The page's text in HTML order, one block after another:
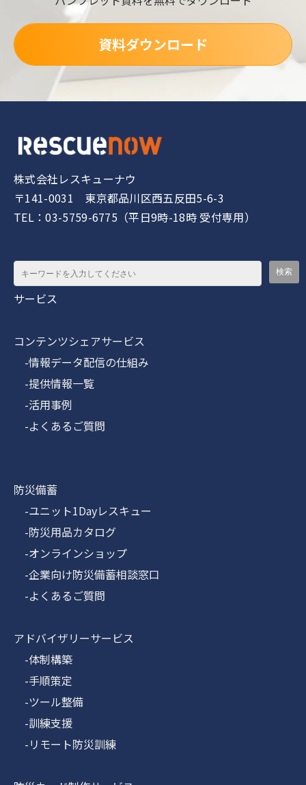
資料ダウンロード
株式会社レスキューナウ
〒141-0031 東京都品川区西五反田5-6-3
TEL：03-5759-6775（平日9時-18時 受付専用）
サービス
コンテンツシェアサービス
-情報データ配信の仕組み
-提供情報一覧
-活用事例
-よくあるご質問
防災備蓄
-ユニット1Dayレスキュー
-防災用品カタログ
-オンラインショップ
-企業向け防災備蓄相談窓口
-よくあるご質問
アドバイザリーサービス
-体制構築
-手順策定
-ツール整備
-訓練支援
-リモート防災訓練